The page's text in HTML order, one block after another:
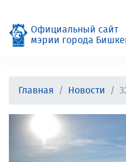
Официальный сайт
мэрии города
Главная Новости